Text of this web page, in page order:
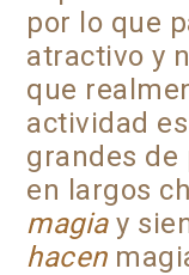
por lo que
atractivo y
que
actividad
grandes de
en largos
magiay
hacen